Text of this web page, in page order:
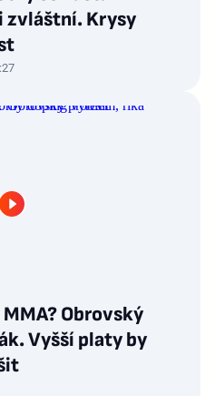
zvláštní. Krysy
Obrovský
Vyšší platy by